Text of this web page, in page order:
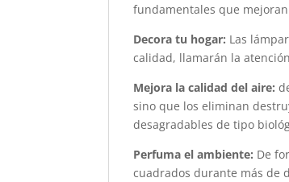
fundamentales que
Decora tu hogar: Las
calidad, llamarán la
Mejora la calidad del aire:
sino que los eliminan
desagradables de tipo
Perfuma el ambiente: De
cuadrados durante más de